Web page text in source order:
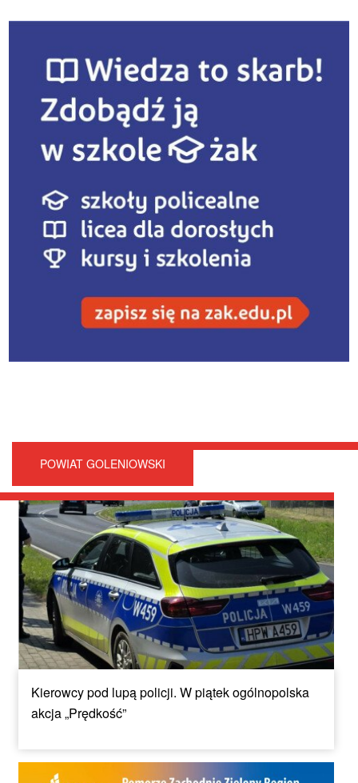
POWIAT GOLENIOWSKI
Kierowcy pod lupą policji. W piątek ogólnopolska
akcja „Prędkość”